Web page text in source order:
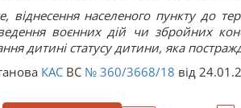
віднесення населеного пункту до
воєнних дій чи збройних
дитині статусу дитини, яка
КАС ВС № 360/3668/18 від